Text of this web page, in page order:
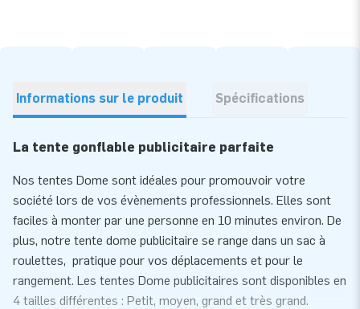
Informations sur le produit Spécifications
La tente gonflable publicitaire parfaite
Nos tentes Dome sont idéales pour promouvoir votre
société lors de vos évènements professionnels. Elles sont
faciles à monter par une personne en 10 minutes environ. De
plus, notre tente dome publicitaire se range dans un sac à
roulettes, pratique pour vos déplacements et pour le
rangement. Les tentes Dome publicitaires sont disponibles en
4 tailles différentes : Petit, moyen, grand et très grand.